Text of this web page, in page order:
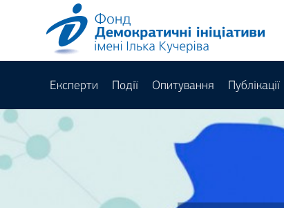
Експерти Події Опитування Публікації